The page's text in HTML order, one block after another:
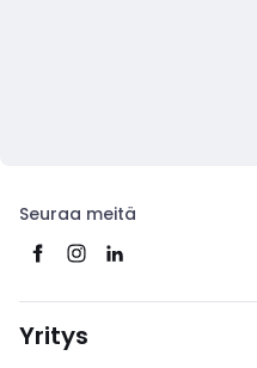
Seuraa meitä
Yritys